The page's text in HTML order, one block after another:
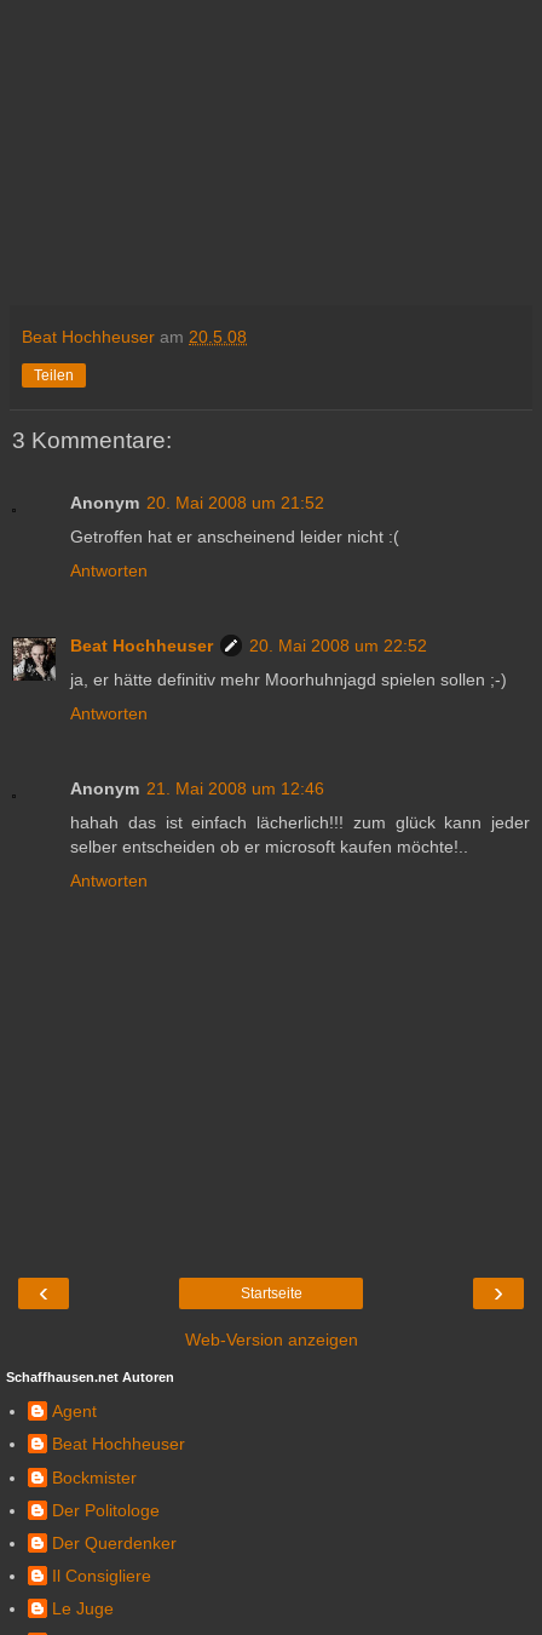
Beat Hochheuser am 20.5.08
Teilen
3 Kommentare:
Anonym 20. Mai 2008 um 21:52
Getroffen hat er anscheinend leider nicht :(
Antworten
Beat Hochheuser
20. Mai 2008 um 22:52
ja, er hätte definitiv mehr Moorhuhnjagd spielen sollen ;-)
Antworten
Anonym 21. Mai 2008 um 12:46
hahah das ist einfach lächerlich!!! zum glück kann jeder
selber entscheiden ob er microsoft kaufen möchte!..
Antworten
‹ ›
Startseite
Web-Version anzeigen
Schaffhausen.net Autoren
Agent
Beat Hochheuser
Bockmister
Der Politologe
Der Querdenker
Il Consigliere
Le Juge